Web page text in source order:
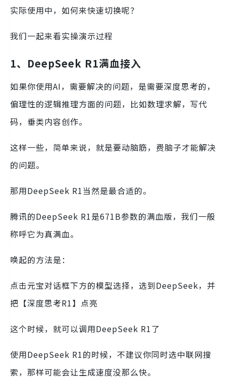
实际使用中，如何来快速切换呢？
我们一起来看实操演示过程
1、DeepSeek R1满血接入
如果你使用AI，需要解决的问题，是需要深度思考的，
偏理性的逻辑推理方面的问题，比如数理求解，写代
码，垂类内容创作。
这样一些，简单来说，就是要动脑筋，费脑子才能解决
的问题。
那用DeepSeek R1当然是最合适的。
腾讯的DeepSeek R1是671B参数的满血版，我们一般
称呼它为真满血。
唤起的方法是：
点击元宝对话框下方的模型选择，选到DeepSeek，并
把【深度思考R1】点亮
这个时候，就可以调用DeepSeek R1了
使用DeepSeek R1的时候，不建议你同时选中联网搜
索，那样可能会让生成速度没那么快。